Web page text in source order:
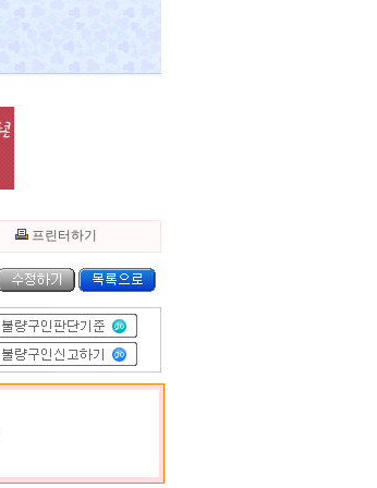
프린터하기